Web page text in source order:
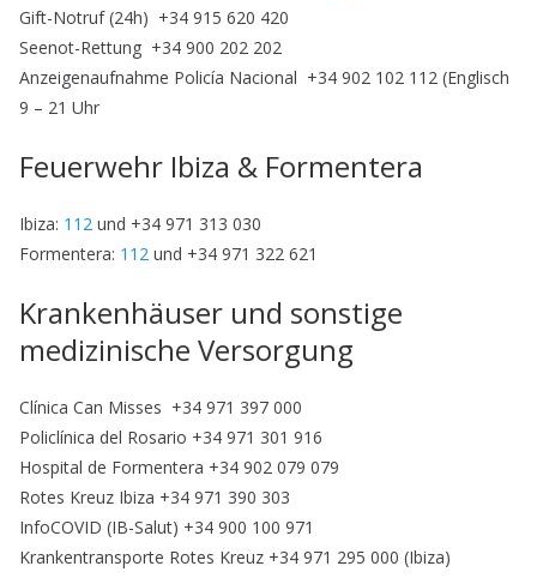
Gift-Notruf (24h) +34 915 620 420
Seenot-Rettung +34 900 202 202
Anzeigenaufnahme Policía Nacional +34 902 102 112 (Englisch
9 – 21 Uhr
Feuerwehr Ibiza & Formentera
Ibiza: 112 und +34 971 313 030
Formentera: 112 und +34 971 322 621
Krankenhäuser und sonstige
medizinische Versorgung
Clínica Can Misses +34 971 397 000
Policlínica del Rosario +34 971 301 916
Hospital de Formentera +34 902 079 079
Rotes Kreuz Ibiza +34 971 390 303
InfoCOVID (IB-Salut) +34 900 100 971
Krankentransporte Rotes Kreuz +34 971 295 000 (Ibiza)